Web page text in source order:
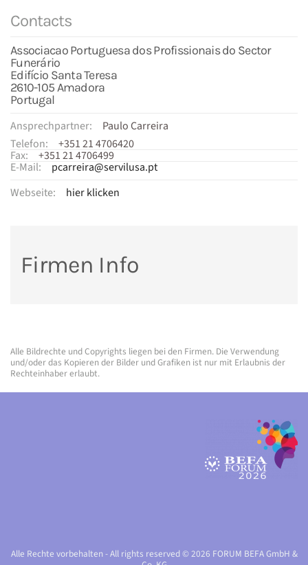
Contacts
Associacao Portuguesa dos Profissionais do Sector
Funerário
Edifício Santa Teresa
2610-105 Amadora
Portugal
Ansprechpartner:
Paulo Carreira
Telefon:
+351 21 4706420
Fax: +351 21 4706499
E-Mail:
pcarreira@servilusa.pt
Webseite:
hier klicken
Firmen Info
Alle Bildrechte und Copyrights liegen bei den Firmen. Die Verwendung
und/oder das Kopieren der Bilder und Grafiken ist nur mit Erlaubnis der
Rechteinhaber erlaubt.
Alle Rechte vorbehalten - All rights reserved © 2026 FORUM BEFA GmbH &